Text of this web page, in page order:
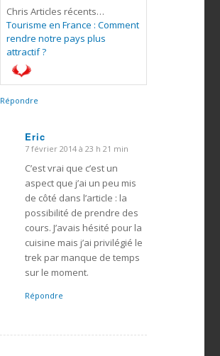
Chris Articles récents…
Tourisme en France : Comment
rendre notre pays plus
attractif ?
Répondre
Eric
dit
7 février 2014 à 23 h 21 min
C’est vrai que c’est un
aspect que j’ai un peu mis
de côté dans l’article : la
possibilité de prendre des
cours. J’avais hésité pour la
cuisine mais j’ai privilégié le
trek par manque de temps
sur le moment.
Répondre